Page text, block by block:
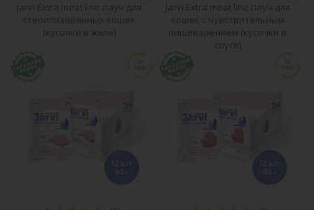
Jarvi Extra meat line пауч для
стерилизованных кошек
(кусочки в желе)
Jarvi Extra meat line пауч для
кошек с чувствительным
пищеварением (кусочки в
соусе)